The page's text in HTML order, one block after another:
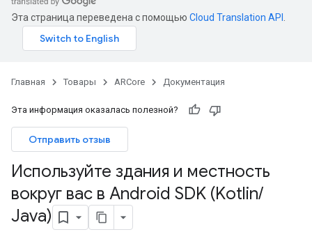
Эта страница переведена с помощью Cloud Translation API
Главная Товары ARCore Документация
Эта информация оказалась полезной?
Отправить отзыв
Используйте здания и местность
вокруг вас в Android SDK (Kotlin/
Java)